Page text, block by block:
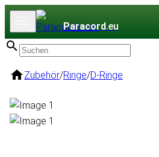
Paracord.eu
Zubehör/Ringe/D-Ringe